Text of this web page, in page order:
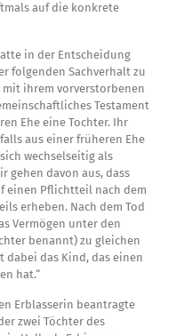
auf die konkrete
in der Entscheidung
folgenden Sachverhalt zu
ihrem vorverstorbenen
Testament
Ehe eine Tochter. Ihr
aus einer früheren Ehe
wechselseitig als
gehen davon aus, dass
einen Pflichtteil nach dem
erheben. Nach dem Tod
Vermögen unter den
benannt) zu gleichen
dabei das Kind, das einen
hat.“
Erblasserin beantragte
zwei Töchter des